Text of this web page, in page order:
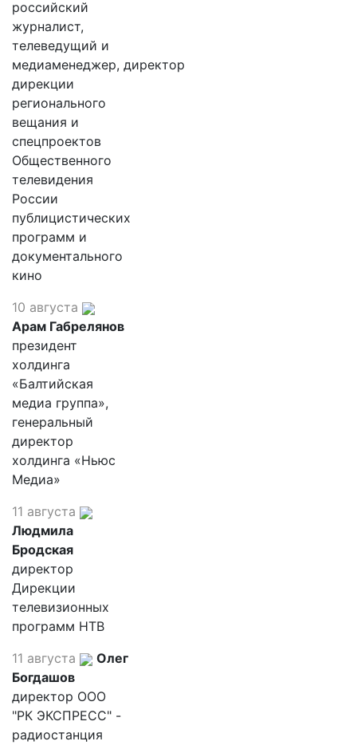
российский
журналист,
телеведущий и
медиаменеджер, директор
дирекции
регионального
вещания и
спецпроектов
Общественного
телевидения
России
публицистических
программ и
документального
кино
10 августа
Арам Габрелянов
президент
холдинга
«Балтийская
медиа группа»,
генеральный
директор
холдинга «Ньюс
Медиа»
11 августа
Людмила
Бродская
директор
Дирекции
телевизионных
программ НТВ
11 августа
Олег
Богдашов
директор ООО
"РК ЭКСПРЕСС" -
радиостанция